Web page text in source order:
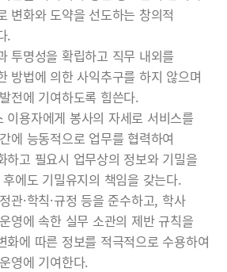
변화와 도약을 선도하는 창의적
.
투명성을 확립하고 직무 내외를
방법에 의한 사익추구를 하지 않으며
전에 기여하도록 힘쓴다.
이용자에게 봉사의 자세로 서비스를
에 능동적으로 업무를 협력하여
하고 필요시 업무상의 정보와 기밀을
에도 기밀유지의 책임을 갖는다.
관·학칙·규정 등을 준수하고, 학사
영에 속한 실무 소관의 제반 규칙을
화에 따른 정보를 적극적으로 수용하여
영에 기여한다.